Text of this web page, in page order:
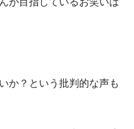
か？という批判的な声も